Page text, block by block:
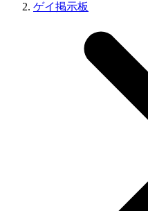
ゲイ掲示板